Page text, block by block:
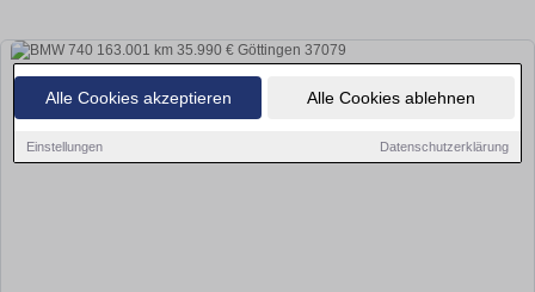
Alle Cookies akzeptieren Alle Cookies ablehnen
Einstellungen Datenschutzerklärung